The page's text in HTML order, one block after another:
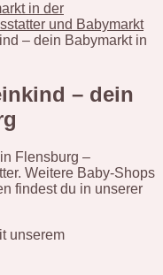
in der
und Babymarkt
– dein Babymarkt in
– dein
in Flensburg –
Weitere Baby-Shops
findest du in unserer
unserem